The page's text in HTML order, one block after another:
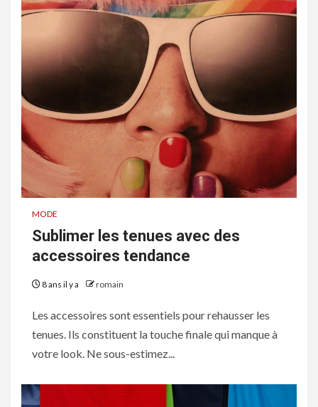
MODE
Sublimer les tenues avec des
accessoires tendance
8 ans il y a romain
Les accessoires sont essentiels pour rehausser les
tenues. Ils constituent la touche finale qui manque à
votre look. Ne sous-estimez...